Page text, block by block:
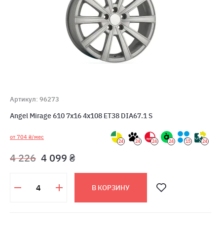
Артикул: 96273
Angel Mirage 610 7x16 4x108 ET38 DIA67.1 S
от 704 ₴/мес
24 24 24 24 15 24
4 226 4 099 ₴
В КОРЗИНУ